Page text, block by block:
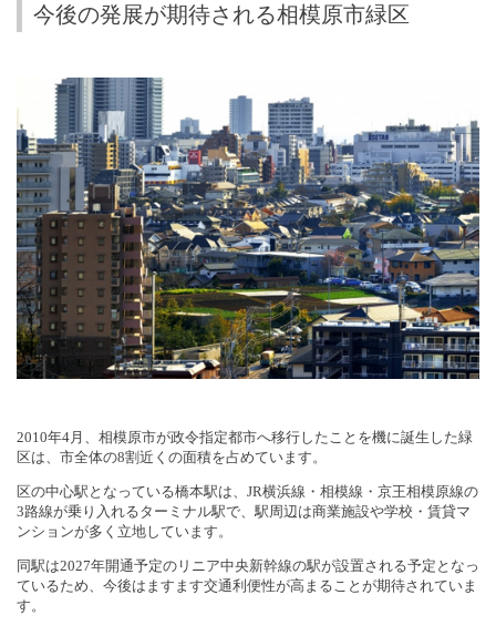
今後の発展が期待される相模原市緑区
2010年4 月、相模原市が政令指定都市へ移行したことを機に誕生した緑
区は、市全体の8割近くの面積を占めています。
区の中心駅となっている橋本駅は、 JR横浜線・相模線・京王相模原線の
3路線が乗り入れるターミナル駅で、駅周辺は商業施設や学校・賃貸マ
ンションが多く立地しています。
同駅は2027年開通予定のリニア中央新幹線の駅が設置される予定となっ
ているため、今後はますます交通利便性が高まることが期待されていま
す。